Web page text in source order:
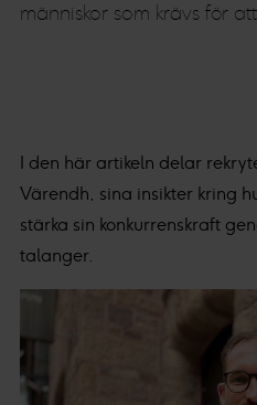
människor som krävs för
I den här artikeln delar
Värendh, sina insikter kring
stärka sin konkurrenskraft
talanger.